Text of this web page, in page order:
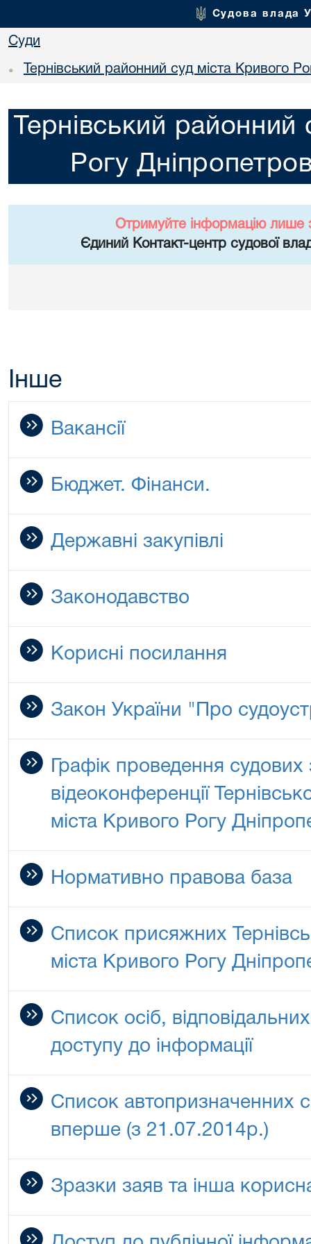
Судова влада
Суди
• Тернівський районний суд міста Кривого
Тернівський районний
Рогу
Отримуйте інформацію лише
Єдиний Контакт-центр судової
Інше
Вакансії
Бюджет. Фінанси.
Державні закупівлі
Законодавство
Корисні посилання
Закон України "Про
Графік проведення
відеоконференції
міста Кривого Рогу
Нормативно правова база
Список присяжних
міста Кривого Рогу
Список осіб,
доступу до інформації
Список автопризначенних
вперше (з 21.07.2014р.)
Зразки заяв та інша